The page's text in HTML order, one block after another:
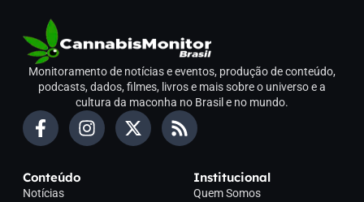
Monitoramento de notícias e eventos, produção de conteúdo,
podcasts, dados, filmes, livros e mais sobre o universo e a
cultura da maconha no Brasil e no mundo.
Conteúdo
Notícias
Institucional
Quem Somos